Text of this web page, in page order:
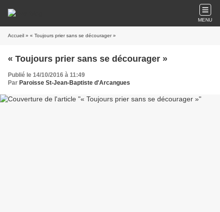
MENU
Accueil » « Toujours prier sans se décourager »
« Toujours prier sans se décourager »
Publié le 14/10/2016 à 11:49
Par Paroisse St-Jean-Baptiste d'Arcangues